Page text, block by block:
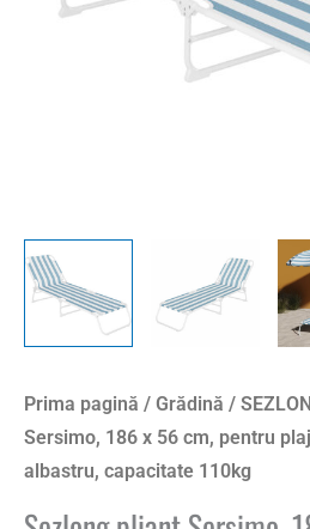
Prima pagină / Grădină /
Sersimo, 186 x 56 cm, pentru
albastru, capacitate 110kg
pentru
110kg